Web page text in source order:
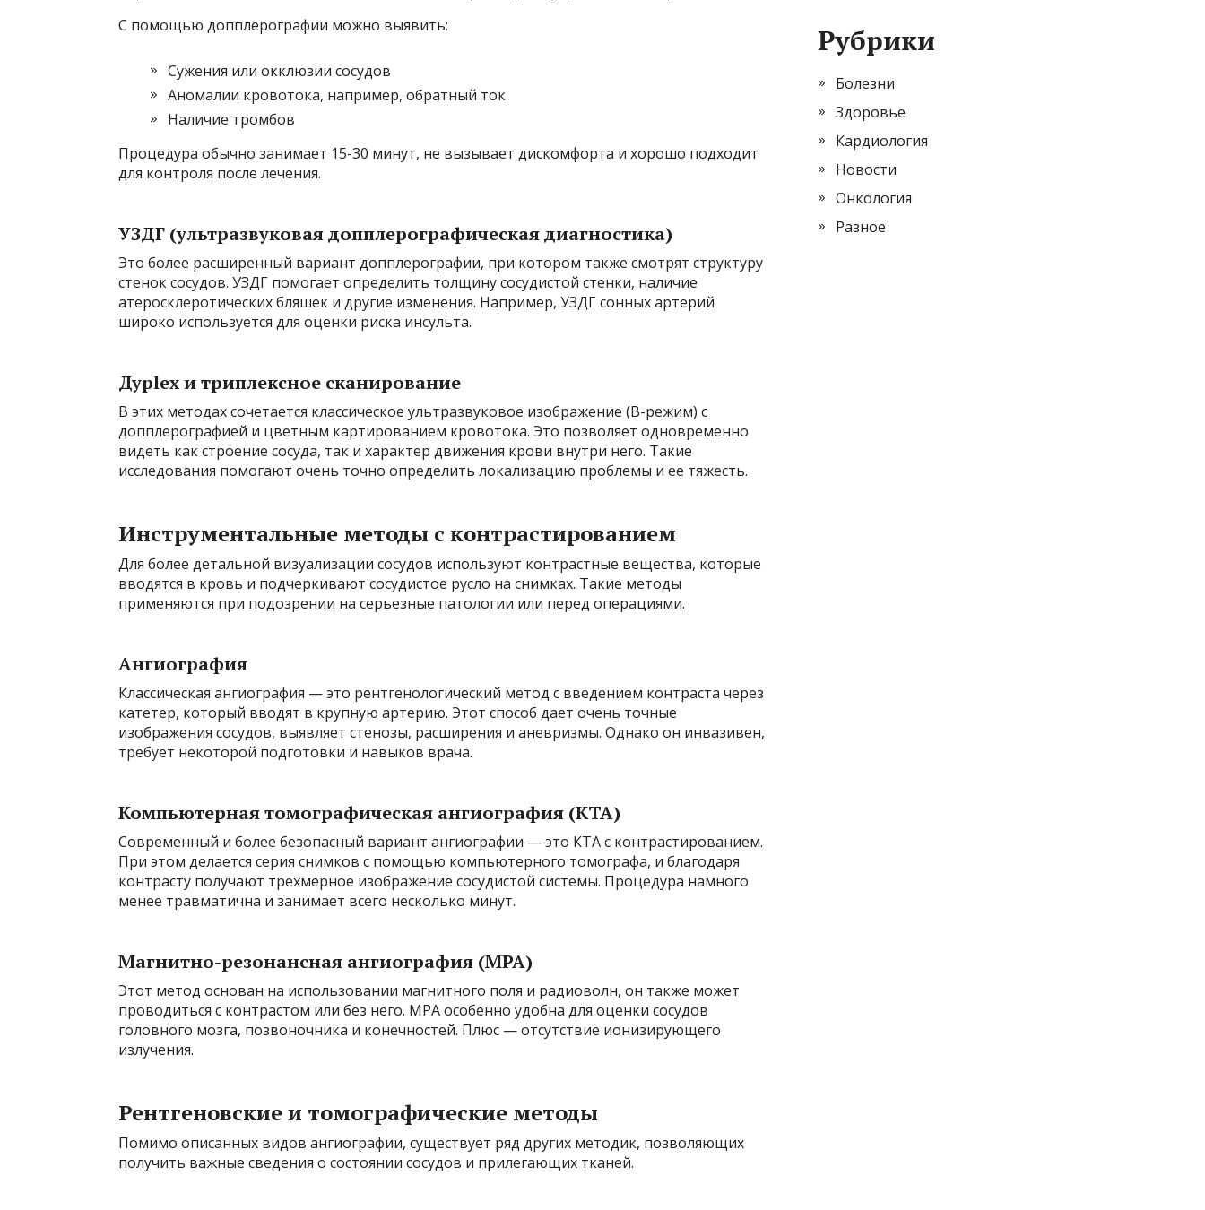
С помощью допплерографии можно выявить:
Сужения или окклюзии сосудов
Аномалии кровотока, например, обратный ток
Наличие тромбов
Процедура обычно занимает 15-30 минут, не вызывает дискомфорта и хорошо подходит
для контроля после лечения.
УЗДГ (ультразвуковая допплерографическая диагностика)
Это более расширенный вариант допплерографии, при котором также смотрят структуру
стенок сосудов. УЗДГ помогает определить толщину сосудистой стенки, наличие
атеросклеротических бляшек и другие изменения. Например, УЗДГ сонных артерий
широко используется для оценки риска инсульта.
Дуplex и триплексное сканирование
В этих методах сочетается классическое ультразвуковое изображение (В-режим) с
допплерографией и цветным картированием кровотока. Это позволяет одновременно
видеть как строение сосуда, так и характер движения крови внутри него. Такие
исследования помогают очень точно определить локализацию проблемы и ее тяжесть.
Инструментальные методы с контрастированием
Для более детальной визуализации сосудов используют контрастные вещества, которые
вводятся в кровь и подчеркивают сосудистое русло на снимках. Такие методы
применяются при подозрении на серьезные патологии или перед операциями.
Ангиография
Классическая ангиография — это рентгенологический метод с введением контраста через
катетер, который вводят в крупную артерию. Этот способ дает очень точные
изображения сосудов, выявляет стенозы, расширения и аневризмы. Однако он инвазивен,
требует некоторой подготовки и навыков врача.
Компьютерная томографическая ангиография (КТА)
Современный и более безопасный вариант ангиографии — это КТА с контрастированием.
При этом делается серия снимков с помощью компьютерного томографа, и благодаря
контрасту получают трехмерное изображение сосудистой системы. Процедура намного
менее травматична и занимает всего несколько минут.
Магнитно-резонансная ангиография (МРА)
Этот метод основан на использовании магнитного поля и радиоволн, он также может
проводиться с контрастом или без него. МРА особенно удобна для оценки сосудов
головного мозга, позвоночника и конечностей. Плюс — отсутствие ионизирующего
излучения.
Рентгеновские и томографические методы
Помимо описанных видов ангиографии, существует ряд других методик, позволяющих
получить важные сведения о состоянии сосудов и прилегающих тканей.
Рубрики
Болезни
Здоровье
Кардиология
Новости
Онкология
Разное